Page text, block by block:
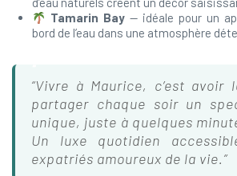
Tamarin Bay — idéale pour un
bord de l’eau dans une atmosphère
“Vivre à Maurice, c’est avoir
partager chaque soir un
unique, juste à quelques
Un luxe quotidien
expatriés amoureux de la vie.”